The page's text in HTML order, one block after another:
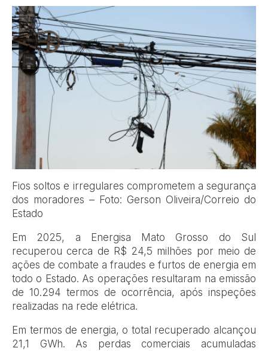
Fios soltos e irregulares comprometem a segurança
dos moradores – Foto: Gerson Oliveira/Correio do
Estado
Em 2025, a Energisa Mato Grosso do Sul
recuperou cerca de R$ 24,5 milhões por meio de
ações de combate a fraudes e furtos de energia em
todo o Estado. As operações resultaram na emissão
de 10.294 termos de ocorrência, após inspeções
realizadas na rede elétrica.
Em termos de energia, o total recuperado alcançou
21,1 GWh. As perdas comerciais acumuladas